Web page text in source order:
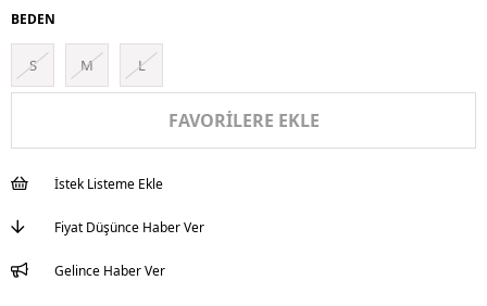
BEDEN
S M L
FAVORILERE EKLE
İstek Listeme Ekle
Fiyat Düşünce Haber Ver
Gelince Haber Ver